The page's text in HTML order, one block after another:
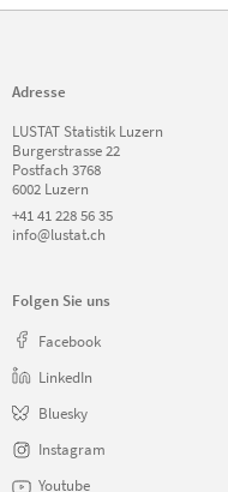
Adresse
LUSTAT Statistik Luzern
Burgerstrasse 22
Postfach 3768
6002 Luzern
+41 41 228 56 35
info@lustat.ch
Folgen Sie uns
Facebook
LinkedIn
Bluesky
Instagram
Youtube